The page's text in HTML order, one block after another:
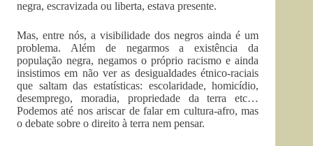
negra, escravizada ou liberta, estava presente.
Mas, entre nós, a visibilidade dos negros ainda é um
problema. Além de negarmos a existência da
população negra, negamos o próprio racismo e ainda
insistimos em não ver as desigualdades étnico-raciais
que saltam das estatísticas: escolaridade, homicídio,
desemprego, moradia, propriedade da terra etc…
Podemos até nos ariscar de falar em cultura-afro, mas
o debate sobre o direito à terra nem pensar.